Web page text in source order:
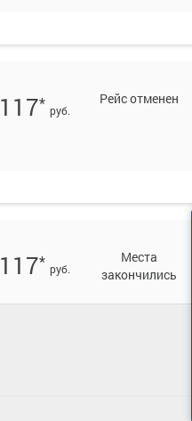
117* руб.
Рейс отменен
117* руб.
Места
закончились